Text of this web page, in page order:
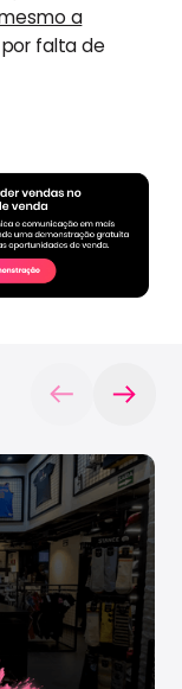
a
falta de